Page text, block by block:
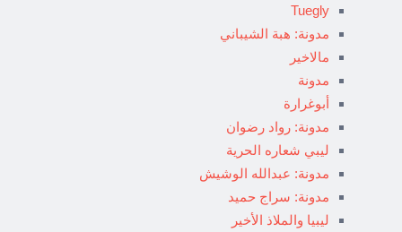
Tuegly
مدونة: هبة الشيباني
مالاخير
مدونة
أبوغرارة
مدونة: رواد رضوان
ليبي شعاره الحرية
مدونة: عبدالله الوشيش
مدونة: سراج حميد
ليبيا والملاذ الأخير